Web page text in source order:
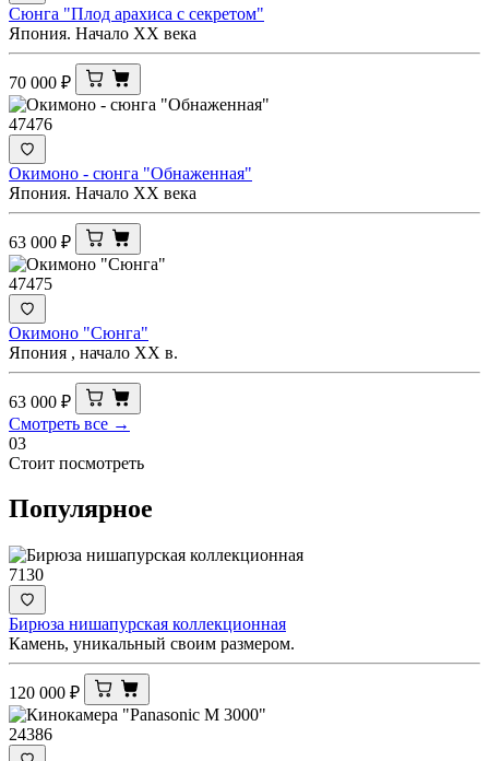
Сюнга "Плод арахиса с секретом"
Япония. Начало XX века
70 000 ₽
47476
Окимоно - сюнга "Обнаженная"
Япония. Начало XX века
63 000 ₽
47475
Окимоно "Сюнга"
Япония , начало ХХ в.
63 000 ₽
Смотреть все →
03
Стоит посмотреть
Популярное
7130
Бирюза нишапурская коллекционная
Камень, уникальный своим размером.
120 000 ₽
24386